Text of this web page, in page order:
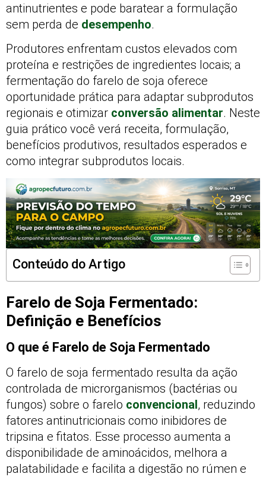
antinutrientes e pode baratear a formulação
sem perda de desempenho.
Produtores enfrentam custos elevados com
proteína e restrições de ingredientes locais; a
fermentação do farelo de soja oferece
oportunidade prática para adaptar subprodutos
regionais e otimizar conversão alimentar. Neste
guia prático você verá receita, formulação,
benefícios produtivos, resultados esperados e
como integrar subprodutos locais.
Conteúdo do Artigo
Farelo de Soja Fermentado:
Definição e Benefícios
O que é Farelo de Soja Fermentado
O farelo de soja fermentado resulta da ação
controlada de microrganismos (bactérias ou
fungos) sobre o farelo convencional, reduzindo
fatores antinutricionais como inibidores de
tripsina e fitatos. Esse processo aumenta a
disponibilidade de aminoácidos, melhora a
palatabilidade e facilita a digestão no rúmen e